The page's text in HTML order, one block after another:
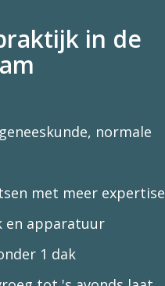
in de
normale
met meer expertise
en apparatuur
1 dak